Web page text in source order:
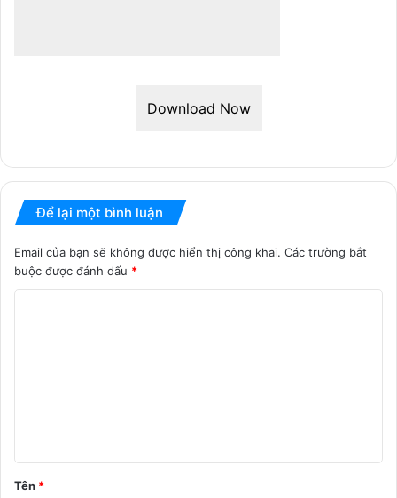
Download Now
Để lại một bình luận
Email của bạn sẽ không được hiển thị công khai. Các trường bắt
buộc được đánh dấu *
ậ
n
Tên *